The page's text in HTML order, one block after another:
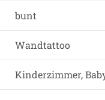
bunt
Wandtattoo
Kinderzimmer,